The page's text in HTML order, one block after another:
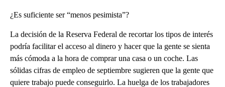
¿Es suficiente ser “menos pesimista”?
La decisión de la Reserva Federal de recortar los tipos de interés
podría facilitar el acceso al dinero y hacer que la gente se sienta
más cómoda a la hora de comprar una casa o un coche. Las
sólidas cifras de empleo de septiembre sugieren que la gente que
quiere trabajo puede conseguirlo. La huelga de los trabajadores